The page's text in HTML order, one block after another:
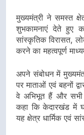
मुख्यमंत्री ने समस्त
शुभकामनाएं देते हुए
सांस्कृतिक विरासत,
करने का महत्वपूर्ण
अपने संबोधन में
पर माताओं एवं बहनों
वे अभिभूत हैं और सभी
कहा कि केदारखंड में
यह क्षेत्र धार्मिक एवं